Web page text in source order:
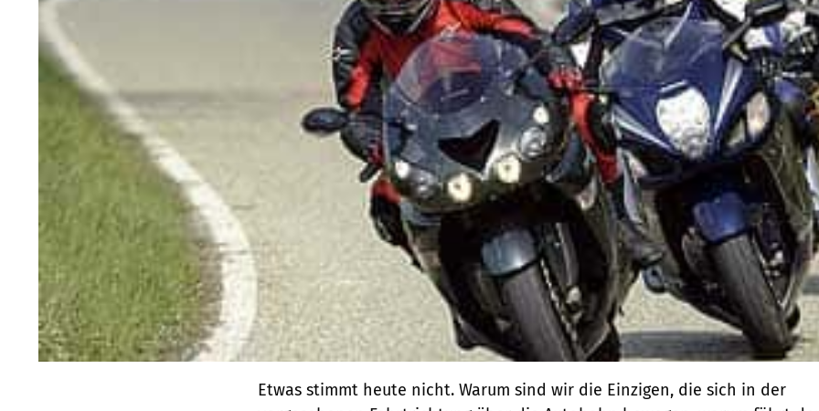
Etwas stimmt heute nicht. Warum sind wir die Einzigen, die sich in der